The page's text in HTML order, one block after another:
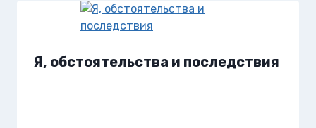
Я, обстоятельства и последствия